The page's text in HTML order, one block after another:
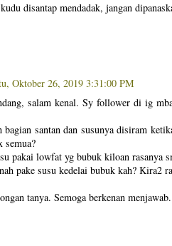
disantap mendadak, jangan
Oktober 26, 2019 3:31:00 PM
salam kenal. Sy follower di ig
bagian santan dan susunya disiram
pakai lowfat yg bubuk kiloan rasanya
pake susu kedelai bubuk kah? Kira2
tanya. Semoga berkenan